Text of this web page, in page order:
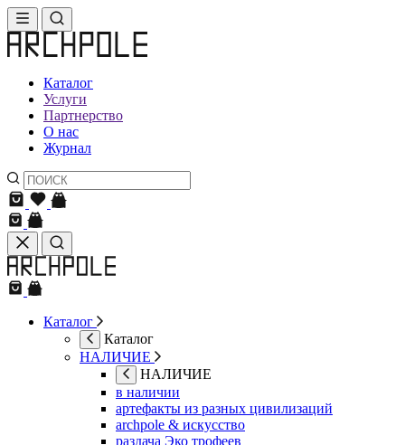
Каталог
Услуги
Партнерство
О нас
Журнал
Каталог
Каталог
НАЛИЧИЕ
НАЛИЧИЕ
в наличии
артефакты из разных цивилизаций
archpole & искусство
раздача Эко трофеев